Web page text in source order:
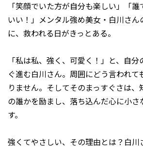
「笑顔でいた方が自分も楽しい」「
いい！」メンタル強め美女・白川さ
に、救われる日がきっとある。
「私は私、強く、可愛く！」と、自
ぐ進む白川さん。周囲にどう言われて
りません。そしてそのまっすぐさは、
の誰かを励まし、落ち込んだ心に小さ
す。
強くてやさしい、その理由とは？白川